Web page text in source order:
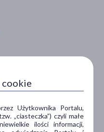
Użytkownika Portalu,
„ciasteczka”) czyli małe
ilości informacji,